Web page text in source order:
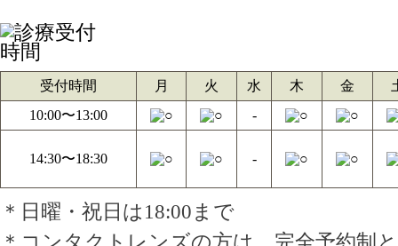
受付時間 月 火 水 木 金
10:00〜13:00
-
14:30〜18:30 -
＊日曜・祝日は18:00まで